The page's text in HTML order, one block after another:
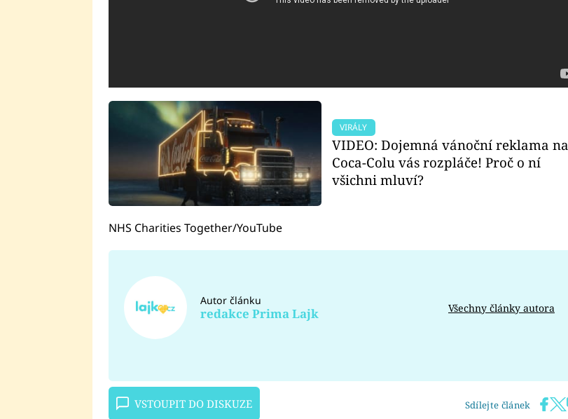
VIRÁLY
VIDEO: Dojemná vánoční reklama na
Coca-Colu vás rozpláče! Proč o ní
všichni mluví?
NHS Charities Together/YouTube
Autor článku
redakce Prima Lajk Všechny články autora
VSTOUPIT DO DISKUZE Sdílejte článek